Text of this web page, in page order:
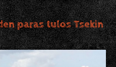
paras tulos Tsekin